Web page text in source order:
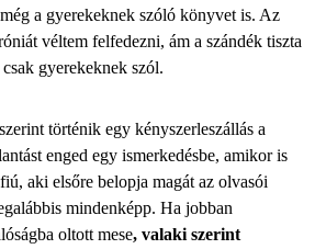
a gyerekeknek szóló könyvet is. Az
véltem felfedezni, ám a szándék tiszta
gyerekeknek szól.
történik egy kényszerleszállás a
enged egy ismerkedésbe, amikor is
aki elsőre belopja magát az olvasói
mindenképp. Ha jobban
oltott mese, valaki szerint